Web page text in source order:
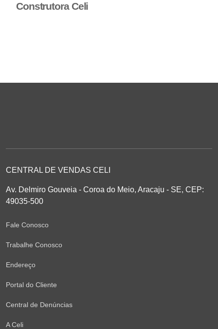
Construtora Celi
CENTRAL DE VENDAS CELI
Av. Delmiro Gouveia - Coroa do Meio, Aracaju - SE, CEP:
49035-500
Fale Conosco
Trabalhe Conosco
Endereço
Portal do Cliente
Central de Denúncias
A Celi